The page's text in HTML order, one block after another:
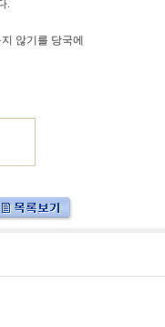
.
않기를 당국에